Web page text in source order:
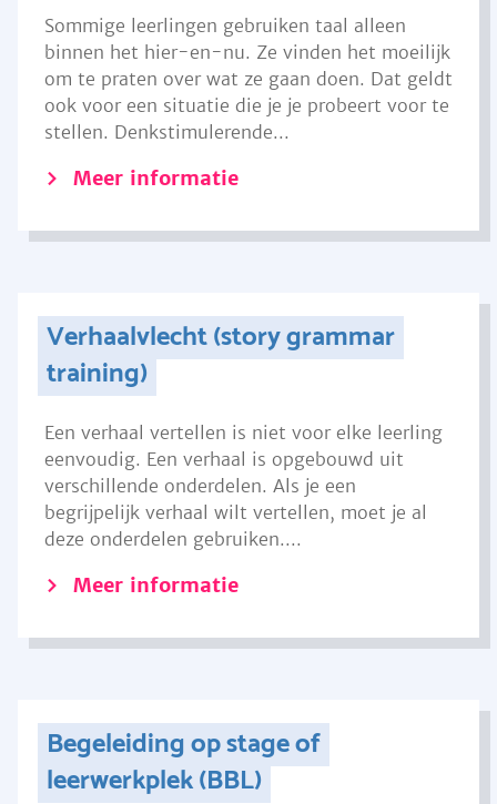
Sommige leerlingen gebruiken taal alleen
binnen het hier-en-nu. Ze vinden het moeilijk
om te praten over wat ze gaan doen. Dat geldt
ook voor een situatie die je je probeert voor te
stellen. Denkstimulerende...
Meer informatie
Verhaalvlecht (story grammar
training)
Een verhaal vertellen is niet voor elke leerling
eenvoudig. Een verhaal is opgebouwd uit
verschillende onderdelen. Als je een
begrijpelijk verhaal wilt vertellen, moet je al
deze onderdelen gebruiken....
Meer informatie
Begeleiding op stage of
leerwerkplek (BBL)